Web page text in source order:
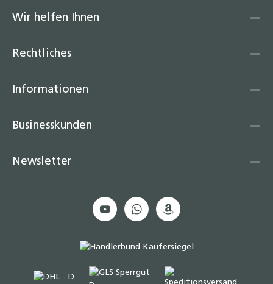
Wir helfen Ihnen
Rechtliches
Informationen
Businesskunden
Newsletter